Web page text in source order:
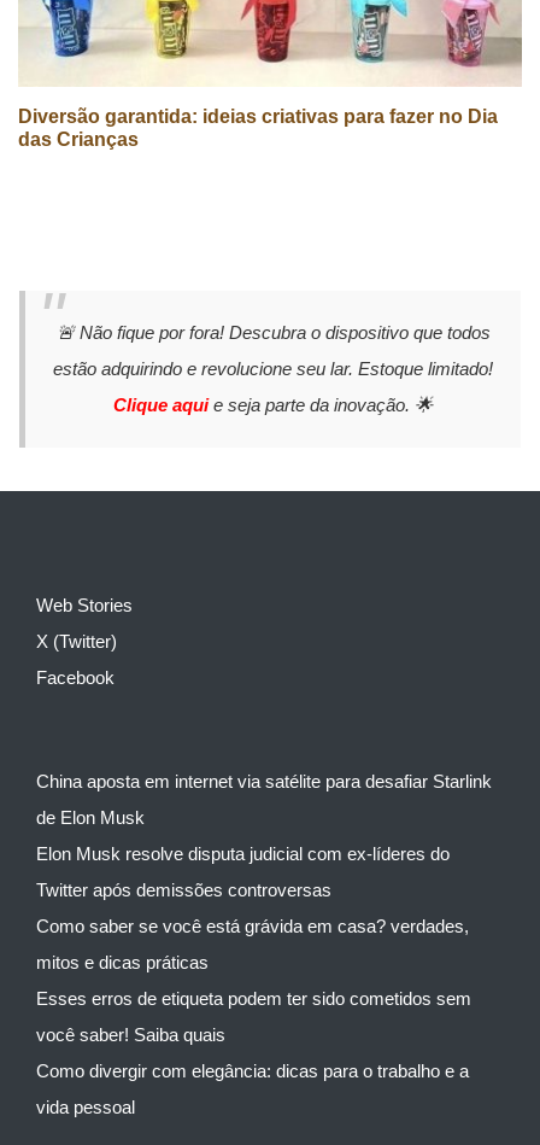
Diversão garantida: ideias criativas para fazer no Dia
das Crianças
🚨 Não fique por fora! Descubra o dispositivo que todos
estão adquirindo e revolucione seu lar. Estoque limitado!
Clique aquie seja parte da inovação. 🌟
Web Stories
X (Twitter)
Facebook
China aposta em internet via satélite para desafiar Starlink
de Elon Musk
Elon Musk resolve disputa judicial com ex-líderes do
Twitter após demissões controversas
Como saber se você está grávida em casa? verdades,
mitos e dicas práticas
Esses erros de etiqueta podem ter sido cometidos sem
você saber! Saiba quais
Como divergir com elegância: dicas para o trabalho e a
vida pessoal